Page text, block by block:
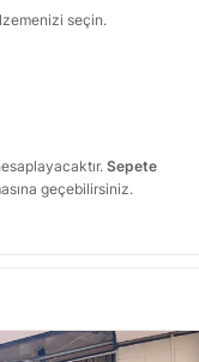
seçin.
Sepete
geçebilirsiniz.